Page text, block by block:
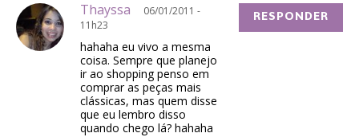
Thayssa
06/01/2011 -
11h23
hahaha eu vivo a mesma
coisa. Sempre que planejo
ir ao shopping penso em
comprar as peças mais
clássicas, mas quem disse
que eu lembro disso
quando chego lá? hahaha
RESPONDER